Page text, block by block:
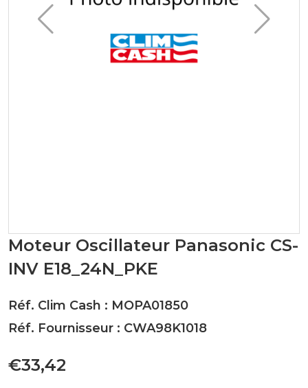
Moteur Oscillateur Panasonic CS-
INV E18_24N_PKE
Réf. Clim Cash : MOPA01850
Réf. Fournisseur : CWA98K1018
€33,42